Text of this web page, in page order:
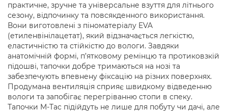
практичне, зручне та універсальне взуття для літнього
сезону, відпочинку та повсякденного використання.
Вони виготовлені з піноматеріалу EVA
(етиленвінілацетат), який відзначається легкістю,
еластичністю та стійкістю до вологи. Завдяки
анатомічній формі, п’ятковому ремінцю та протиковзкій
підошві, тапочки добре тримаються на нозі та
забезпечують впевнену фіксацію на різних поверхнях.
Продумана вентиляція сприяє швидкому відведенню
вологи та запобігає перегріванню стопи в спеку.
Тапочки M-Tac підійдуть не лише для побуту чи дачі, але